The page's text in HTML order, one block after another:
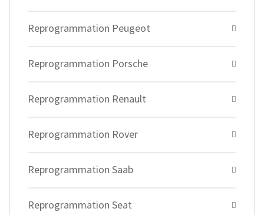
Reprogrammation Peugeot
Reprogrammation Porsche
Reprogrammation Renault
Reprogrammation Rover
Reprogrammation Saab
Reprogrammation Seat